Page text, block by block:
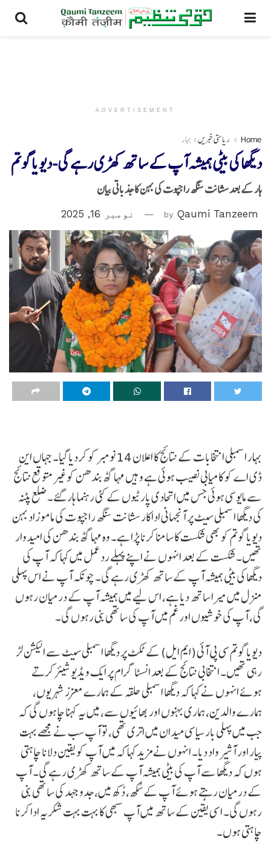
ADVERTISEMENT
Home ریاستی خبریں بہار
دیگھا کی بیٹی ہمیشہ آپ کے ساتھ کھڑی رہے گی-دیویا گوتم
ہار کے بعد سشانت سنگھ راجپوت کی بہن کا جذباتی بیان
by Qaumi Tanzeem نومبر 16, 2025
بہار اسمبلی انتخابات کے نتائج کا اعلان 14 نومبر کو کردیا گیا۔ جہاں این
ڈی اے کو کامیابی نصیب ہوئی ہے وہیں مہا گٹھ بندھن کوغیر متوقع نتائج
سے مایوسی ہوئی جس میں اتحادی پارٹیوں کے کئی رہنما ہار گئے۔ ضلع پٹنہ
کی دیگھا اسمبلی سیٹ پر آنجہانی اداکار سشانت سنگھ راجپوت کی مامو زاد بہن
دیویا گوتم کو بھی شکست کا سامنا کرنا پڑا ہے۔ وہ مہا گٹھ بندھن کی امیدوار
تھیں۔ شکست کے بعد انہوں نے اپنے پہلے رد عمل میں کہا کہ آپ کی
دیگھا کی بیٹی ہمیشہ آپ کے ساتھ کھڑی رہے گی۔ چونکہ آپ نے اس پہلی
منزل میں میرا ساتھ دیا ہے، اس لیے میں ہمیشہ آپ کے درمیان رہوں
گی، آپ کی خوشیوں اورغم میں آپ کی ساتھی بنی رہوں گی۔
دیویا گوتم سی پی آئی (ایم ایل) کے ٹکٹ پر دیگھا اسمبلی سیٹ سے الیکشن لڑ
رہی تھیں۔ انتخابی نتائج کے بعد انسٹا گرام پر ایک ویڈیو شیئر کرتے
ہوئے انہوں نے کہا کہ دیگھا اسمبلی حلقہ کے ہمارے معزز شہریوں،
ہمارے والدین، ہماری بہنوں اور بھائیوں سے، میں یہ کہنا چاہوں گی کہ
جب میں پہلی بار سیاسی میدان میں اتری تھی، تو آپ سب نے مجھے بہت
پیار اور آشیرواد دیا۔ انہوں نے مزید کہا کہ میں آپ کو یقین دلانا چاہتی
ہوں کہ دیگھا سے آپ کی بیٹی ہمیشہ آپ کے ساتھ کھڑی رہے گی۔ آپ
کے درمیان رہتے ہوئے آپ کے سُکھ، دُکھ میں، جدوجہد کی ساتھی بنی
رہوں گی۔ اسی یقین کے ساتھ میں آپ سبھی کا بہت بہت شکریہ ادا کرنا
چاہتی ہوں۔